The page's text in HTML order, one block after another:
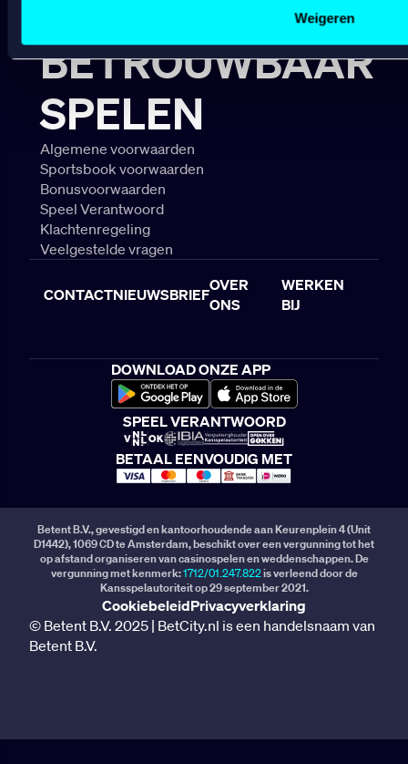
Weigeren
BETROUWBAAR
SPELEN
Algemene voorwaarden
Sportsbook voorwaarden
Bonusvoorwaarden
Speel Verantwoord
Klachtenregeling
Veelgestelde vragen
CONTACTNIEUWSBRIEF
OVER
ONS
WERKEN
BIJ
DOWNLOAD ONZE APP
SPEEL VERANTWOORD
BETAAL EENVOUDIG MET
Betent B.V., gevestigd en kantoorhoudende aan Keurenplein 4 (Unit
D1442), 1069 CD te Amsterdam, beschikt over een vergunning tot het
op afstand organiseren van casinospelen en weddenschappen. De
vergunning met kenmerk:1712/01.247.822is verleend door de
Kansspelautoriteit op 29 september 2021.
CookiebeleidPrivacyverklaring
© Betent B.V. 2025 | BetCity.nl is een handelsnaam van
Betent B.V.